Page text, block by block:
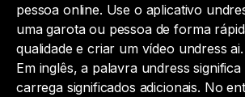
pessoa online. Use o aplicativo
uma garota ou pessoa de forma
qualidade e criar um vídeo undress ai.
Em inglês, a palavra undress
carrega significados adicionais. No